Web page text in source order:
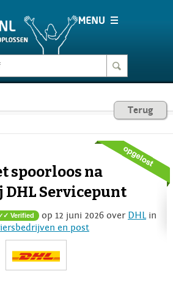
Terug
spoorloos na
Servicepunt
✓ Verified op 12 juni 2026 over DHL in
en post